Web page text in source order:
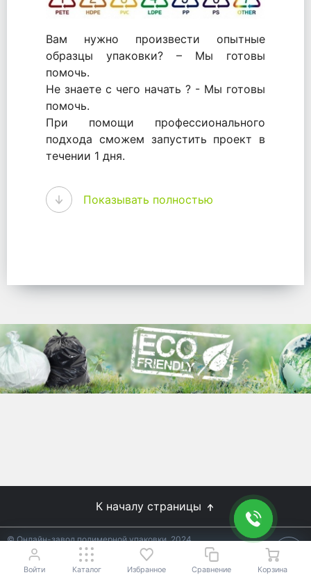
Вам нужно произвести опытные
образцы упаковки? – Мы готовы
помочь.
Не знаете с чего начать ? - Мы готовы
помочь.
При помощи профессионального
подхода сможем запустить проект в
течении 1 дня.
WhitePack - перерабатываем пластик.
Мы принимали самое активное
участие в становлении этого рынка в
упаковке, и сегодня мы перешли в
Используйте готовые решения от
лидеров отрасли.
WhitePack
8 (495) 204-18-49
Показывать полностью
К началу страницы
© Онлайн-завод полимерной упаковки, 2024
Не является публичной офертой.Условия уточняйте у
менеджеров.
Войти Каталог Избранное Сравнение Корзина